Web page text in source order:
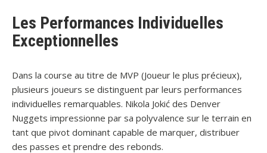
Les Performances Individuelles
Exceptionnelles
Dans la course au titre de MVP (Joueur le plus précieux),
plusieurs joueurs se distinguent par leurs performances
individuelles remarquables. Nikola Jokić des Denver
Nuggets impressionne par sa polyvalence sur le terrain en
tant que pivot dominant capable de marquer, distribuer
des passes et prendre des rebonds.